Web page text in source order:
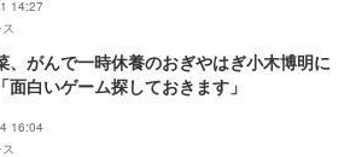
14:27
、がんで一時休養のおぎやはぎ小木博明に
面白いゲーム探しておきます」
16:04